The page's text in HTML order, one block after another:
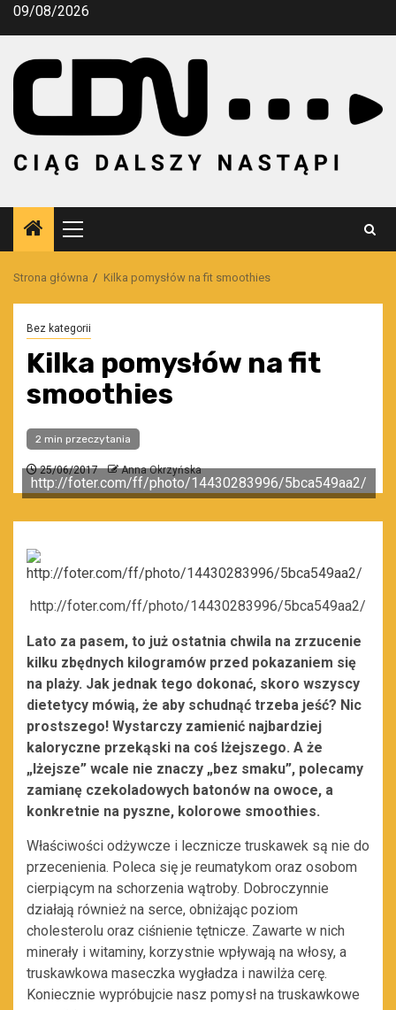
Przejdź
09/08/2026
Menu
główne
Strona główna Kilka pomysłów na fit smoothies
Bez kategorii
Kilka pomysłów na fit
smoothies
2 min przeczytania
25/06/2017 Anna Okrzyńska
http://foter.com/ff/photo/14430283996/5bca549aa2/
http://foter.com/ff/photo/14430283996/5bca549aa2/
Lato za pasem, to już ostatnia chwila na zrzucenie
kilku zbędnych kilogramów przed pokazaniem się
na plaży. Jak jednak tego dokonać, skoro wszyscy
dietetycy mówią, że aby schudnąć trzeba jeść? Nic
prostszego! Wystarczy zamienić najbardziej
kaloryczne przekąski na coś lżejszego. A że
„lżejsze” wcale nie znaczy „bez smaku”, polecamy
zamianę czekoladowych batonów na owoce, a
konkretnie na pyszne, kolorowe smoothies.
Właściwości odżywcze i lecznicze truskawek są nie do
przecenienia. Poleca się je reumatykom oraz osobom
cierpiącym na schorzenia wątroby. Dobroczynnie
działają również na serce, obniżając poziom
cholesterolu oraz ciśnienie tętnicze. Zawarte w nich
minerały i witaminy, korzystnie wpływają na włosy, a
truskawkowa maseczka wygładza i nawilża cerę.
Koniecznie wypróbujcie nasz pomysł na truskawkowe